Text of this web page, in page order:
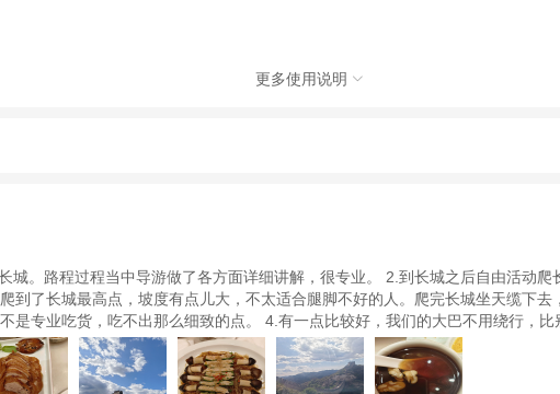
际旅行社有限公司，具体的旅游服务和操作由委托社及其有资质的地接社提供
更多使用说明 
成，特制定
城。路程过程当中导游做了各方面详细讲解，很专业。 2.到长城之后自由活动
到了长城最高点，坡度有点儿大，不太适合腿脚不好的人。爬完长城坐天缆下
专业吃货，吃不出那么细致的点。 4.有一点比较好，我们的大巴不用绕行，比